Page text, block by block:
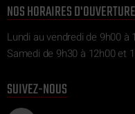
NOS HORAIRES D'OUVERTURE
Lundi au vendredi de 9h00
Samedi de 9h30 à 12h00 et
SUIVEZ-NOUS